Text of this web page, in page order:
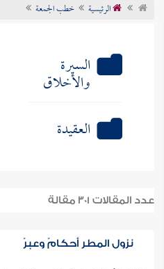
الرئيسية خطب الجمعة
السيرة
والأخلاق
العقيدة
عدد المقالات 301 مقالة
نزول المطر أحكامٌ وعبرٌ